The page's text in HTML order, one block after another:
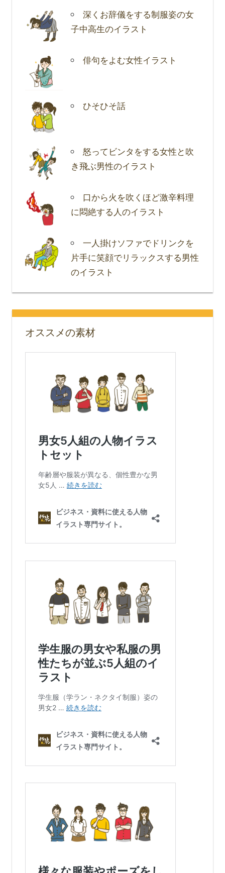
深くお辞儀をする制服姿の女
子中高生のイラスト
俳句をよむ女性イラスト
ひそひそ話
怒ってビンタをする女性と吹
き飛ぶ男性のイラスト
口から火を吹くほど激辛料理
に悶絶する人のイラスト
一人掛けソファでドリンクを
片手に笑顔でリラックスする男性
のイラスト
オススメの素材